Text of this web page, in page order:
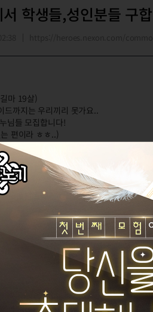
학생들,성인분들 구
마 19살)
드까지는 우리끼리 못가요..
님들 모집합니다!
편이라 ㅎㅎ..)
길드에요
사람 들어오면 좋습니다 ㅎㅎbr />
. 스카이프 자주합니다!
탭즙 에게 귓말 or 우편주세요
!
전_펄드려요
Lv.70 이비